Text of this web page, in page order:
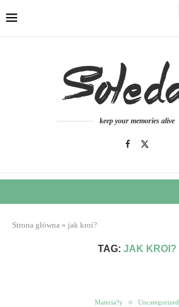
keep your memories alive
Strona główna » jak kroi?
TAG: JAK KROI?
Materia?y Uncategorized